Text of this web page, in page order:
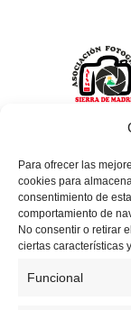
Para ofrecer las
cookies para
consentimiento de
comportamiento de
No consentir o retirar
ciertas características
Funcional